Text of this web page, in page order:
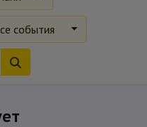
события